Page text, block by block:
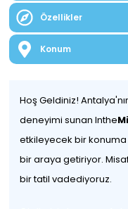
Özellikler
Konum
Hoş Geldiniz!
deneyimi sunan Inthe
etkileyecek bir konuma
bir araya getiriyor.
bir tatil vadediyoruz.